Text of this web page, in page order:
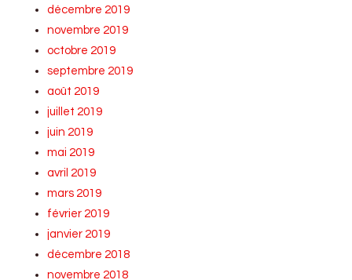
décembre 2019
novembre 2019
octobre 2019
septembre 2019
août 2019
juillet 2019
juin 2019
mai 2019
avril 2019
mars 2019
février 2019
janvier 2019
décembre 2018
novembre 2018